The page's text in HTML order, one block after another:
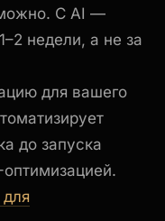
С AI —
недели, а не за
для вашего
до запуска
оптимизацией.